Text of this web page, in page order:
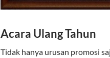
Acara Ulang Tahun
Tidak hanya urusan promosi